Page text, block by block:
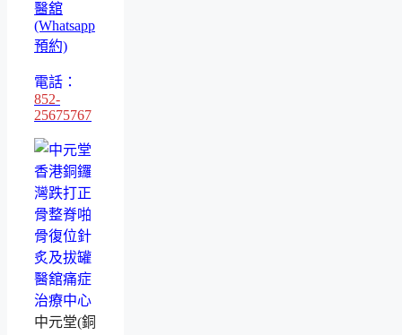
醫舘
(Whatsapp
預約)
電話：
852-
25675767
中元堂(銅